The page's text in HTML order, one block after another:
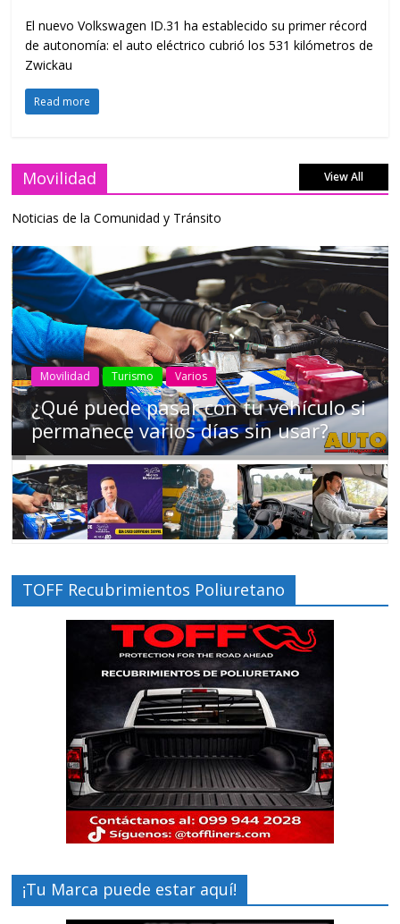
El nuevo Volkswagen ID.31 ha establecido su primer récord
de autonomía: el auto eléctrico cubrió los 531 kilómetros de
Zwickau
Read more
Movilidad View All
Noticias de la Comunidad y Tránsito
AEADE Industria Motociclismo Motos Movilidad
Campaña busca cambiar destino de
los motociclistas en la región
TOFF Recubrimientos Poliuretano
¡Tu Marca puede estar aquí!